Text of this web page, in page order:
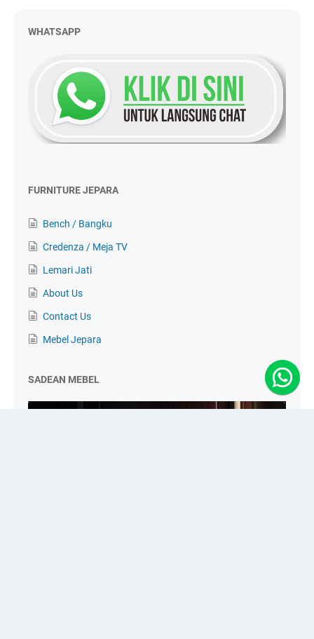
WHATSAPP
FURNITURE JEPARA
Bench / Bangku
Credenza / Meja TV
Lemari Jati
About Us
Contact Us
Mebel Jepara
SADEAN MEBEL